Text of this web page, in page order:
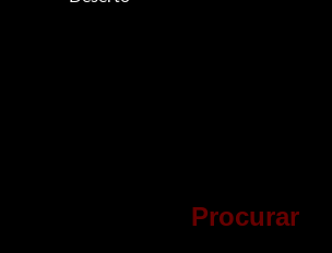
Procurar